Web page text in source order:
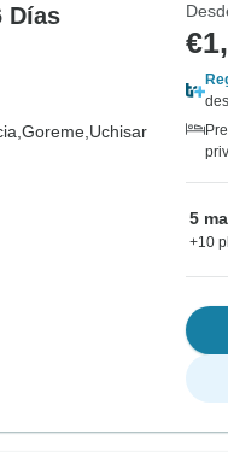
Días
Goreme, Uchisar
5
+10